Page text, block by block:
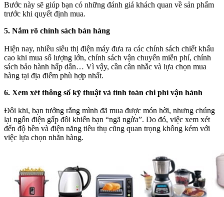
Bước này sẽ giúp bạn có những đánh giá khách quan về sản phẩm
trước khi quyết định mua.
5. Nắm rõ chính sách bán hàng
Hiện nay, nhiều siêu thị điện máy đưa ra các chính sách chiết khấu
cao khi mua số lượng lớn, chính sách vận chuyển miễn phí, chính
sách bảo hành hấp dẫn… Vì vậy, cần cân nhắc và lựa chọn mua
hàng tại địa điểm phù hợp nhất.
6. Xem xét thông số kỹ thuật và tính toán chi phí vận hành
Đôi khi, bạn tưởng rằng mình đã mua được món hời, nhưng chúng
lại ngốn điện gấp đôi khiến bạn “ngã ngửa”. Do đó, việc xem xét
đến độ bền và điện năng tiêu thụ cũng quan trọng không kém với
việc lựa chọn nhãn hàng.